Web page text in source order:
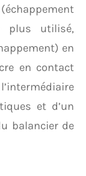
plus utilisé,
en
en contact
et d’un
balancier de